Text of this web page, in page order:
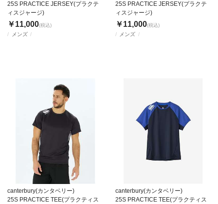
メンズ
25S PRACTICE JERSEY(プラクテ
ィスジャージ)
￥11,000(税込)
メンズ
25S PRACTICE JERSEY(プラクテ
ィスジャージ)
￥11,000(税込)
canterbury(カンタベリー)
25S PRACTICE TEE(プラクティス
canterbury(カンタベリー)
25S PRACTICE TEE(プラクティス